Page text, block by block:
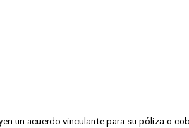
un acuerdo vinculante para su póliza o